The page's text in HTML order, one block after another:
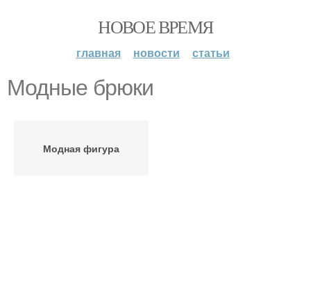
НОВОЕ ВРЕМЯ
главная новости статьи
Модные брюки
Модная фигура